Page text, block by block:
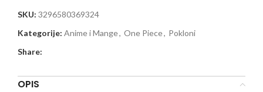
SKU: 3296580369324
Kategorije: Anime i Mange, One Piece, Pokloni
Share:
OPIS